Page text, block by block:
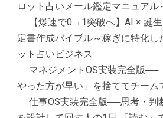
ロット占いメール鑑定マニュアル
【爆速で0→1突破へ】AI × 誕
定書作成バイブル～稼ぎに特化し
ット占いビジネス
マネジメントOS実装完全版──
やった方が早い」を捨ててチーム
仕事OS実装完全版──思考・判